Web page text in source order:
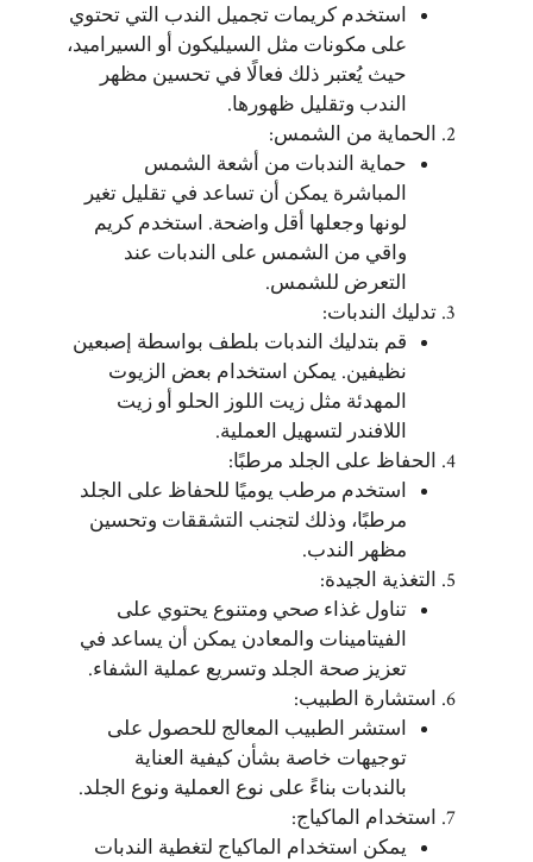
استخدم كريمات تجميل الندب التي تحتوي
على مكونات مثل السيليكون أو السيراميد،
حيث يُعتبر ذلك فعالًا في تحسين مظهر
الندب وتقليل ظهورها.
الحماية من الشمس:
حماية الندبات من أشعة الشمس
المباشرة يمكن أن تساعد في تقليل تغير
لونها وجعلها أقل واضحة. استخدم كريم
واقي من الشمس على الندبات عند
التعرض للشمس.
تدليك الندبات:
قم بتدليك الندبات بلطف بواسطة إصبعين
نظيفين. يمكن استخدام بعض الزيوت
المهدئة مثل زيت اللوز الحلو أو زيت
اللافندر لتسهيل العملية.
الحفاظ على الجلد مرطبًا:
استخدم مرطب يوميًا للحفاظ على الجلد
مرطبًا، وذلك لتجنب التشققات وتحسين
مظهر الندب.
التغذية الجيدة:
تناول غذاء صحي ومتنوع يحتوي على
الفيتامينات والمعادن يمكن أن يساعد في
تعزيز صحة الجلد وتسريع عملية الشفاء.
استشارة الطبيب:
استشر الطبيب المعالج للحصول على
توجيهات خاصة بشأن كيفية العناية
بالندبات بناءً على نوع العملية ونوع الجلد.
استخدام الماكياج:
يمكن استخدام الماكياج لتغطية الندبات